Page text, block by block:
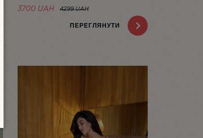
СПІДНИЦЕЮ BASIC PINK | LINIYA
3700 UAH 4299 UAH
ПЕРЕГЛЯНУТИ